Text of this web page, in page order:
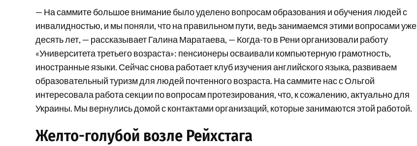
— На саммите большое внимание было уделено вопросам образования и обучения людей с
инвалидностью, и мы поняли, что на правильном пути, ведь занимаемся этими вопросами уже
десять лет, — рассказывает Галина Маратаева, — Когда-то в Рени организовали работу
«Университета третьего возраста»: пенсионеры осваивали компьютерную грамотность,
иностранные языки. Сейчас снова работает клуб изучения английского языка, развиваем
образовательный туризм для людей почтенного возраста. На саммите нас с Ольгой
интересовала работа секции по вопросам протезирования, что, к сожалению, актуально для
Украины. Мы вернулись домой с контактами организаций, которые занимаются этой работой.
Желто-голубой возле Рейхстага